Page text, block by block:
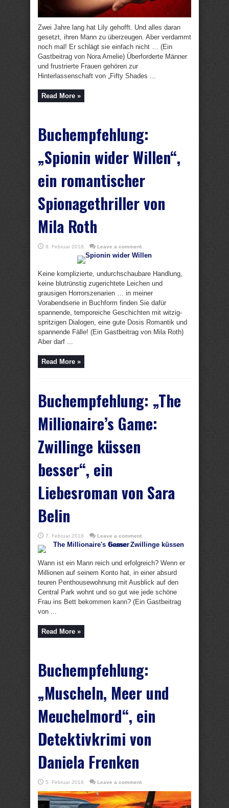
Zwei Jahre lang hat Lily gehofft. Und alles daran
gesetzt, ihren Mann zu überzeugen. Aber verdammt
noch mal! Er schlägt sie einfach nicht … (Ein
Gastbeitrag von Nora Amelie) Überforderte Männer
und frustrierte Frauen gehören zur
Hinterlassenschaft von „Fifty Shades ...
Read More »
Buchempfehlung:
„Spionin wider Willen“,
ein romantischer
Spionagethriller von
Mila Roth
8. Februar 2018 Leave a comment
Keine komplizierte, undurchschaubare Handlung,
keine blutrünstig zugerichtete Leichen und
grausigen Horrorszenarien … in meiner
Vorabendserie in Buchform finden Sie dafür
spannende, temporeiche Geschichten mit witzig-
spritzigen Dialogen, eine gute Dosis Romantik und
spannende Fälle! (Ein Gastbeitrag von Mila Roth)
Aber darf ...
Read More »
Buchempfehlung: „The
Millionaire’s Game:
Zwillinge küssen
besser“, ein
Liebesroman von Sara
Belin
7. Februar 2018 Leave a comment
Wann ist ein Mann reich und erfolgreich? Wenn er
Millionen auf seinem Konto hat, in einer absurd
teuren Penthousewohnung mit Ausblick auf den
Central Park wohnt und so gut wie jede schöne
Frau ins Bett bekommen kann? (Ein Gastbeitrag
von ...
Read More »
Buchempfehlung:
„Muscheln, Meer und
Meuchelmord“, ein
Detektivkrimi von
Daniela Frenken
5. Februar 2018 Leave a comment